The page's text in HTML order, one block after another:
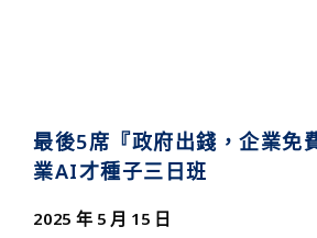
最後5席『政府出錢，企業免
業AI才種子三日班
2025 年 5 月 15 日